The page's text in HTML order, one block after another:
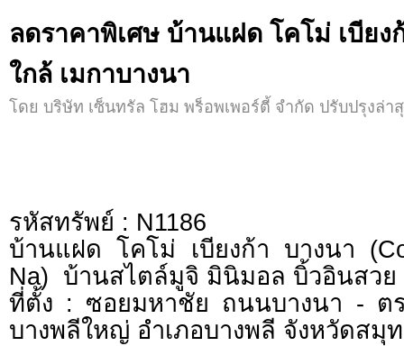
ลดราคาพิเศษ บ้านแฝด โคโม่ เบีย
ใกล้ เมกาบางนา
โดย บริษัท เซ็นทรัล โฮม พร็อพเพอร์ตี้ จำกัด ปรับปรุงล่า
รหัสทรัพย์ : N1186
บ้านแฝด โคโม่ เบียงก้า บางนา
Na) บ้านสไตล์มูจิ มินิมอล บิ้วอินสวย
ที่ตั้ง : ซอยมหาชัย ถนนบางนา - ต
บางพลีใหญ่ อำเภอบางพลี จังหวัดสมุ